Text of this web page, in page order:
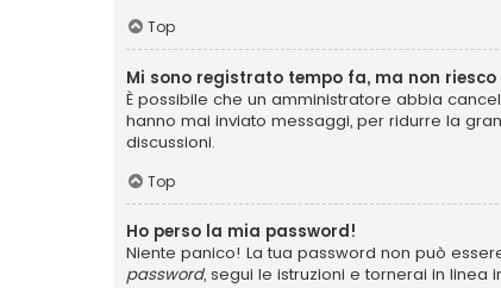
Top
Mi sono registrato tempo fa, ma non
È possibile che un amministratore abbia
hanno mai inviato messaggi, per ridurre la
discussioni.
Top
Ho perso la mia password!
Niente panico! La tua password non può
password, segui le istruzioni e tornerai in linea